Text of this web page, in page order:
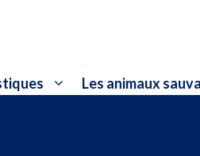
Les animaux